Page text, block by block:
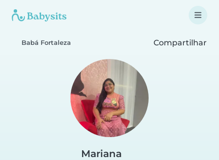
Babá Fortaleza Compartilhar
Mariana